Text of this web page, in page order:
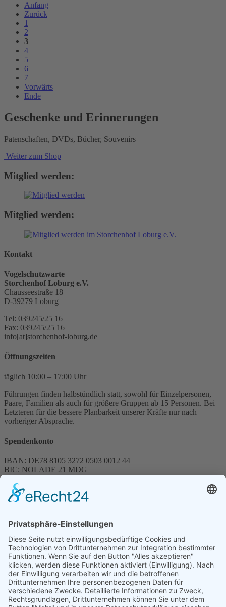
Anfang
Zurück
1
2
3
4
5
6
7
Vorwärts
Ende
Geschenke und Erinnerungen
Patenschaften, DVDs, Bücher, Souvenirs
Weiter zum Shop
Mitglied werden:
Mitglied werden:
Kontakt
Vogelschutzwarte
Storchenhof Loburg e.V.
Chausseestraße 18
D-39279 Loburg
Tel: 039245/25 16
Fax: 039245/25 16
info[at]storchenhof-loburg.de
Öffnungszeiten
täglich 10:00 – 17:00 Uhr
Führungen finden halbstündlich statt, sowohl für Einzelpersonen,
Paare, Familien als auch für größere Gruppen ab 15 Personen. Bei
Letzteren für die bessere Planbarkeit unserer Kräfte nur nach
vorheriger Absprache.
Spendenkonto
IBAN: DE78 8105 3272 0503 0012 44
BIC: NOLADE 21 MDG
Spenden können steuerlich abgesetzt werden
Förderung
© 1987 – 2025
Storchenhof Loburg e.V.
Alle Rechte vorbehalten.
Cookie-Einstellungen